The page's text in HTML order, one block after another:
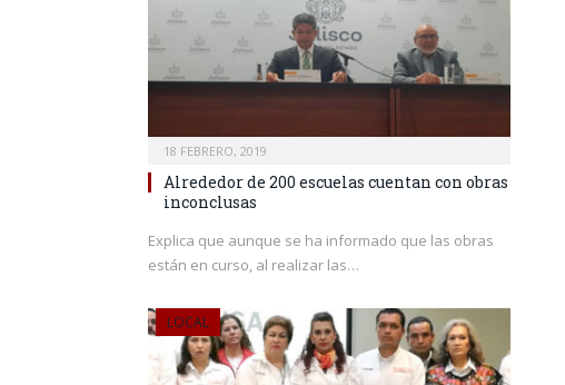
18 FEBRERO, 2019
Alrededor de 200 escuelas cuentan con obras
inconclusas
Explica que aunque se ha informado que las obras
están en curso, al realizar las…
LOCAL